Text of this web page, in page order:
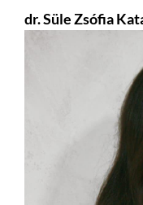
dr. Süle Zsófia